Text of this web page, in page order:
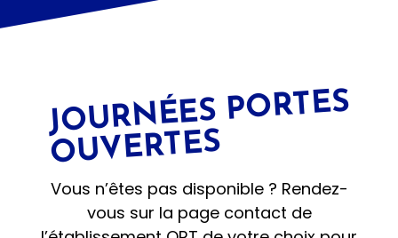
transmission de savoir-faire et de savoir-être.
J
OUR
NÉES P
ORTES
OUVERTES
Vous n’êtes pas disponible ? Rendez-
vous sur la page contact de